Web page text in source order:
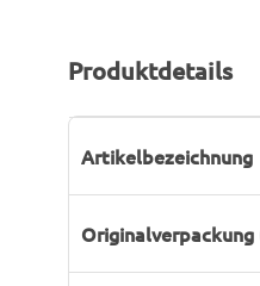
Produktdetails
Artikelbezeichnung
Originalverpackung